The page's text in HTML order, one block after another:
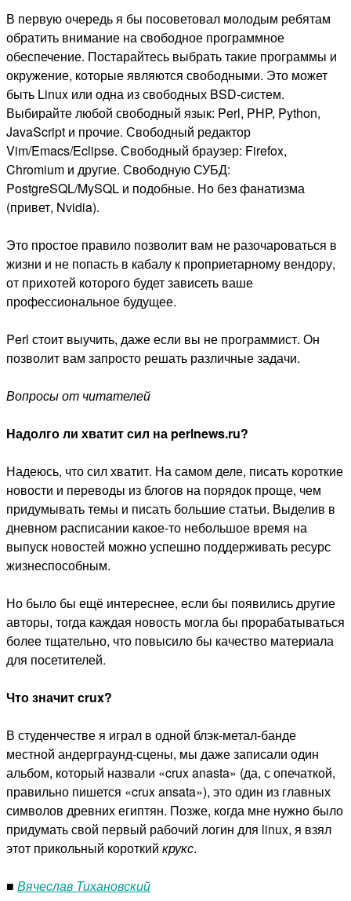
В первую очередь я бы посоветовал молодым ребятам
обратить внимание на свободное программное
обеспечение. Постарайтесь выбрать такие программы и
окружение, которые являются свободными. Это может
быть Linux или одна из свободных BSD-систем.
Выбирайте любой свободный язык: Perl, PHP, Python,
JavaScript и прочие. Свободный редактор
Vim/Emacs/Eclipse. Свободный браузер: Firefox,
Chromium и другие. Свободную СУБД:
PostgreSQL/MySQL и подобные. Но без фанатизма
(привет, Nvidia).
Это простое правило позволит вам не разочароваться в
жизни и не попасть в кабалу к проприетарному вендору,
от прихотей которого будет зависеть ваше
профессиональное будущее.
Perl стоит выучить, даже если вы не программист. Он
позволит вам запросто решать различные задачи.
Вопросы от читателей
Надолго ли хватит сил на perlnews.ru?
Надеюсь, что сил хватит. На самом деле, писать короткие
новости и переводы из блогов на порядок проще, чем
придумывать темы и писать большие статьи. Выделив в
дневном расписании какое-то небольшое время на
выпуск новостей можно успешно поддерживать ресурс
жизнеспособным.
Но было бы ещё интереснее, если бы появились другие
авторы, тогда каждая новость могла бы прорабатываться
более тщательно, что повысило бы качество материала
для посетителей.
Что значит crux?
В студенчестве я играл в одной блэк-метал-банде
местной андерграунд-сцены, мы даже записали один
альбом, который назвали «crux anasta» (да, с опечаткой,
правильно пишется «crux ansata»), это один из главных
символов древних египтян. Позже, когда мне нужно было
придумать свой первый рабочий логин для linux, я взял
этот прикольный короткий крукс.
■ Вячеслав Тихановский